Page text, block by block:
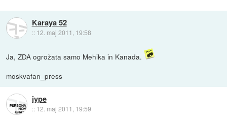
Karaya 52
:: 12. maj 2011, 19:58
Ja, ZDA ogrožata samo Mehika in Kanada.
moskvafan_press
jype
:: 12. maj 2011, 19:59